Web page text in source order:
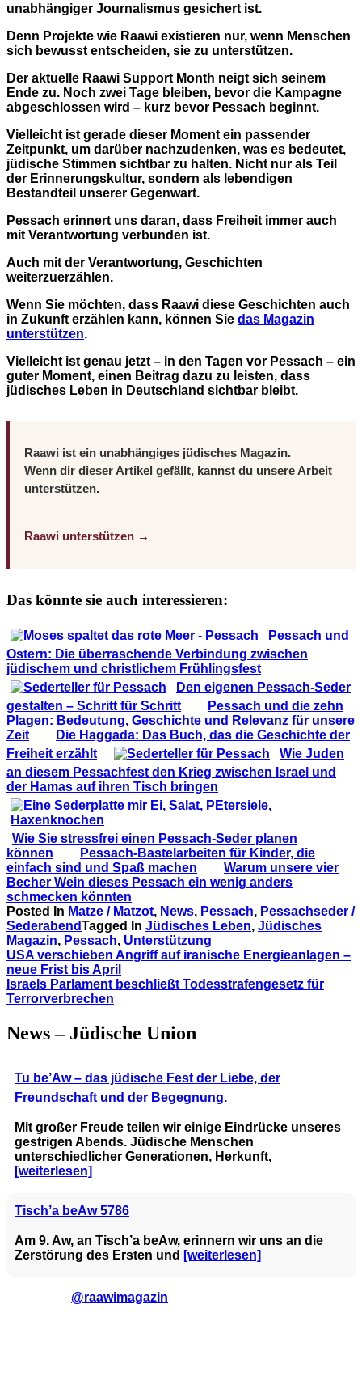
unabhängiger Journalismus gesichert ist.
Denn Projekte wie Raawi existieren nur, wenn Menschen
sich bewusst entscheiden, sie zu unterstützen.
Der aktuelle Raawi Support Month neigt sich seinem
Ende zu. Noch zwei Tage bleiben, bevor die Kampagne
abgeschlossen wird – kurz bevor Pessach beginnt.
Vielleicht ist gerade dieser Moment ein passender
Zeitpunkt, um darüber nachzudenken, was es bedeutet,
jüdische Stimmen sichtbar zu halten. Nicht nur als Teil
der Erinnerungskultur, sondern als lebendigen
Bestandteil unserer Gegenwart.
Pessach erinnert uns daran, dass Freiheit immer auch
mit Verantwortung verbunden ist.
Auch mit der Verantwortung, Geschichten
weiterzuerzählen.
Wenn Sie möchten, dass Raawi diese Geschichten auch
in Zukunft erzählen kann, können Sie das Magazin
unterstützen.
Vielleicht ist genau jetzt – in den Tagen vor Pessach – ein
guter Moment, einen Beitrag dazu zu leisten, dass
jüdisches Leben in Deutschland sichtbar bleibt.
Raawi ist ein unabhängiges jüdisches Magazin.
Wenn dir dieser Artikel gefällt, kannst du unsere Arbeit
unterstützen.
Raawi unterstützen →
Das könnte sie auch interessieren:
Pessach und
Ostern: Die überraschende Verbindung zwischen
jüdischem und christlichem Frühlingsfest
Den eigenen Pessach-Seder
gestalten – Schritt für Schritt
Pessach und die zehn
Plagen: Bedeutung, Geschichte und Relevanz für unsere
Zeit
Die Haggada: Das Buch, das die Geschichte der
Freiheit erzählt
Wie Juden
an diesem Pessachfest den Krieg zwischen Israel und
der Hamas auf ihren Tisch bringen
Wie Sie stressfrei einen Pessach-Seder planen
können
Pessach-Bastelarbeiten für Kinder, die
einfach sind und Spaß machen
Warum unsere vier
Becher Wein dieses Pessach ein wenig anders
schmecken könnten
Posted In Matze / Matzot, News, Pessach, Pessachseder /
SederabendTagged In Jüdisches Leben, Jüdisches
Magazin, Pessach, Unterstützung
Beitragsnavigation
USA verschieben Angriff auf iranische Energieanlagen –
neue Frist bis April
Israels Parlament beschließt Todesstrafengesetz für
Terrorverbrechen
News – Jüdische Union
Tu be’Aw – das jüdische Fest der Liebe, der
Freundschaft und der Begegnung.
Mit großer Freude teilen wir einige Eindrücke unseres
gestrigen Abends. Jüdische Menschen
unterschiedlicher Generationen, Herkunft,
[weiterlesen]
Tisch’a beAw 5786
Am 9. Aw, an Tisch’a beAw, erinnern wir uns an die
Zerstörung des Ersten und [weiterlesen]
@raawimagazin